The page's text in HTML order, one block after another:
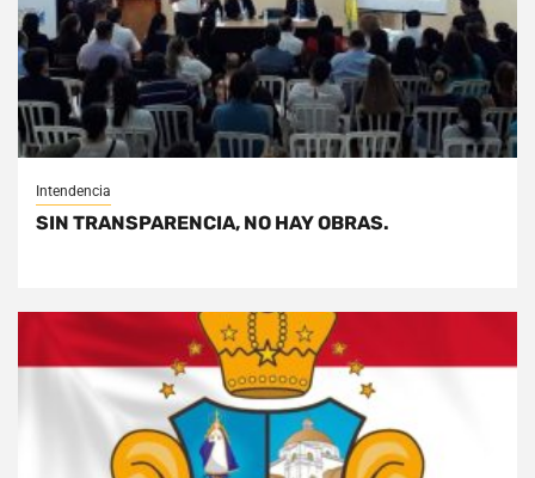
Intendencia
SIN TRANSPARENCIA, NO HAY OBRAS.